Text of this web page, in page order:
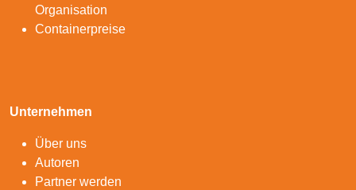
Organisation
Containerpreise
Unternehmen
Über uns
Autoren
Partner werden